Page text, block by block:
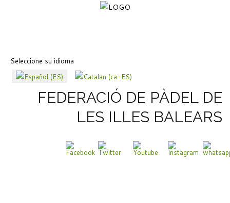
Seleccione su idioma
FEDERACIÓ DE PÀDEL DE
LES ILLES BALEARS